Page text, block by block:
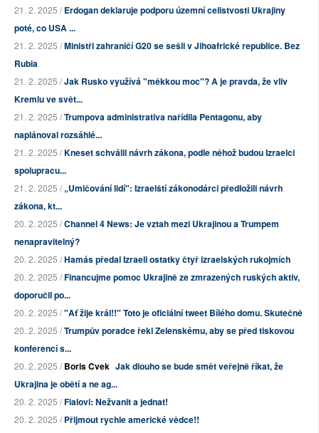
21. 2. 2025 /Erdogan deklaruje podporu územní celistvosti Ukrajiny
poté, co USA ...
21. 2. 2025 /Ministři zahraničí G20 se sešli v Jihoafrické republice. Bez
Rubia
21. 2. 2025 /Jak Rusko využívá "měkkou moc"? A je pravda, že vliv
Kremlu ve svět...
21. 2. 2025 /Trumpova administrativa nařídila Pentagonu, aby
naplánoval rozsáhlé...
21. 2. 2025 /Kneset schválil návrh zákona, podle něhož budou Izraelci
spolupracu...
21. 2. 2025 /„Umlčování lidí": Izraelští zákonodárci předložili návrh
zákona, kt...
20. 2. 2025 /Channel 4 News: Je vztah mezi Ukrajinou a Trumpem
nenapravitelný?
20. 2. 2025 /Hamás předal Izraeli ostatky čtyř izraelských rukojmích
20. 2. 2025 /Financujme pomoc Ukrajině ze zmrazených ruských aktiv,
doporučil po...
20. 2. 2025 /"Ať žije král!!" Toto je oficiální tweet Bílého domu. Skutečně
20. 2. 2025 /Trumpův poradce řekl Zelenskému, aby se před tiskovou
konferencí s...
20. 2. 2025 /Boris Cvek Jak dlouho se bude smět veřejně říkat, že
Ukrajina je obětí a ne ag...
20. 2. 2025 /Fialovi: Nežvanit a jednat!
20. 2. 2025 /Přijmout rychle americké vědce!!